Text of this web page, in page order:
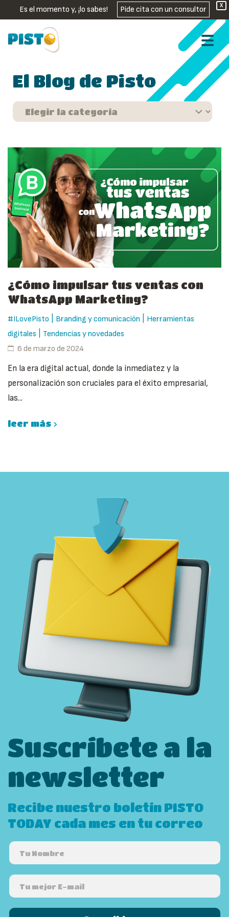
X
Es el momento y, ¡lo sabes! Pide cita con un consultor
El Blog de Pisto
¿Cómo impulsar tus ventas con
WhatsApp Marketing?
#ILovePisto Branding y comunicación
Herramientas
digitales
Tendencias y novedades
6 de marzo de 2024
En la era digital actual, donde la inmediatez y la
personalización son cruciales para el éxito empresarial,
las...
leer más
Suscríbete a la
newsletter
Recibe nuestro boletín PISTO
TODAY cada mes en tu correo